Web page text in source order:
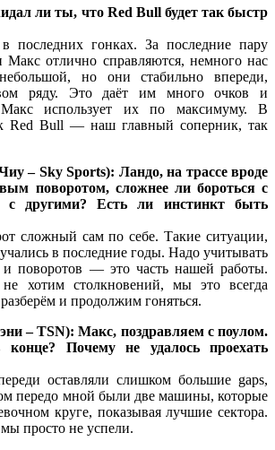
ли ты, что Red Bull будет так быстр
гонках. За последние пару
отлично справляются, немного нас
но они стабильно впереди,
ряду. Это даёт им много очков и
использует их по максимуму. В
Red Bull — наш главный соперник, так
– Sky Sports): Ландо, на трассе вроде
поворотом, сложнее ли бороться с
с другими? Есть ли инстинкт быть
сложный сам по себе. Такие ситуации,
в последние годы. Надо учитывать
и поворотов — это часть нашей работы.
хотим столкновений, мы это всегда
и продолжим гоняться.
– TSN): Макс, поздравляем с поулом.
Почему не удалось проехать
оставляли слишком большие gaps,
передо мной были две машины, которые
круге, показывая лучшие сектора.
просто не успели.